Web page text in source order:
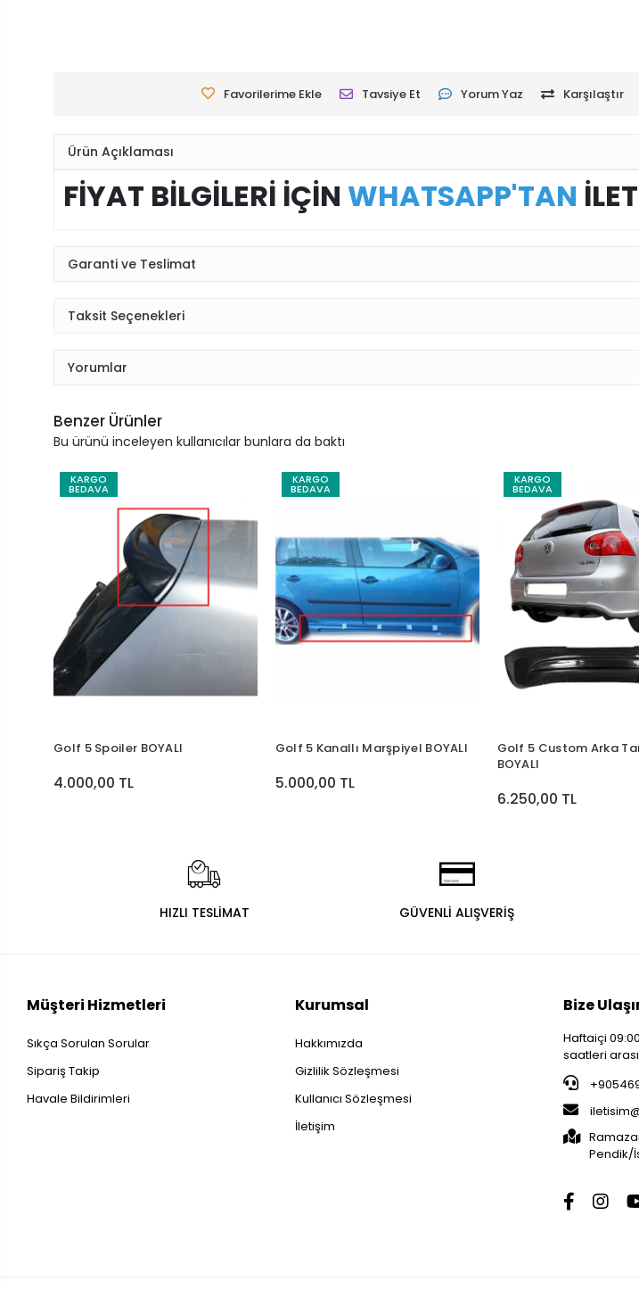
Favorilerime Ekle Tavsiye Et Yorum Yaz Karşılaştır
Ürün Açıklaması
FİYAT BİLGİLERİ İÇİN WHATSAPP'TAN
Garanti ve Teslimat
Taksit Seçenekleri
Yorumlar
Benzer Ürünler
Bu ürünü inceleyen kullanıcılar bunlara da baktı
KARGO
BEDAVA
Golf 5 Spoiler BOYALI
4.000,00 TL
KARGO
BEDAVA
Golf 5 Kanallı Marşpiyel BOYALI
5.000,00 TL
KARGO
BEDAVA
Golf 5 Custom Arka
BOYALI
6.250,00 TL
HIZLI TESLİMAT GÜVENLİ ALIŞVERİŞ
Müşteri Hizmetleri
Sıkça Sorulan Sorular
Sipariş Takip
Havale Bildirimleri
Kurumsal
Hakkımızda
Gizlilik Sözleşmesi
Kullanıcı Sözleşmesi
İletişim
Bize
Haftaiçi
saatleri
Pendik/